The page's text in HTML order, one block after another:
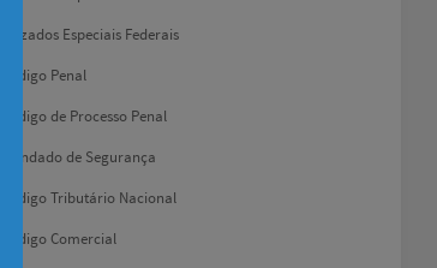
Juizados Especiais Federais
Código Penal
Código de Processo Penal
Mandado de Segurança
Código Tributário Nacional
Código Comercial